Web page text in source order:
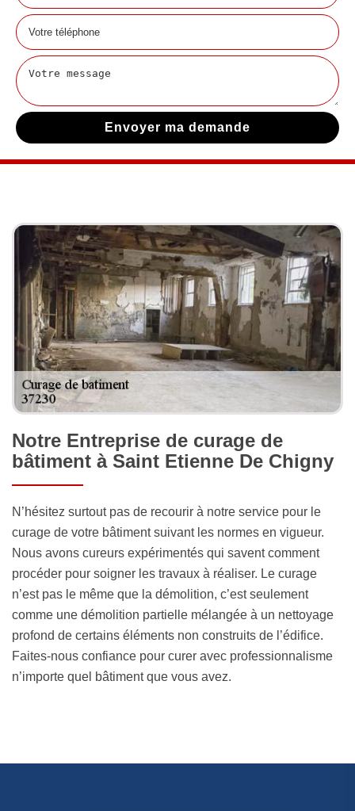
Notre Entreprise de curage de
bâtiment à Saint Etienne De Chigny
N’hésitez surtout pas de recourir à notre service pour le
curage de votre bâtiment suivant les normes en vigueur.
Nous avons cureurs expérimentés qui savent comment
procéder pour soigner les travaux à réaliser. Le curage
n’est pas le même que la démolition, c’est seulement
comme une démolition partielle mélangée à un nettoyage
profond de certains éléments non construits de l’édifice.
Faites-nous confiance pour curer avec professionnalisme
n’importe quel bâtiment que vous avez.